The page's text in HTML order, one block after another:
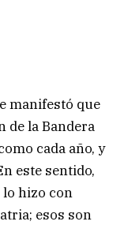
manifestó que
de la Bandera
cada año, y
este sentido,
lo hizo con
esos son